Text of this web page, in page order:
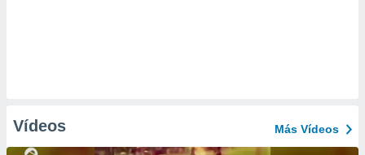
Vídeos Más Vídeos